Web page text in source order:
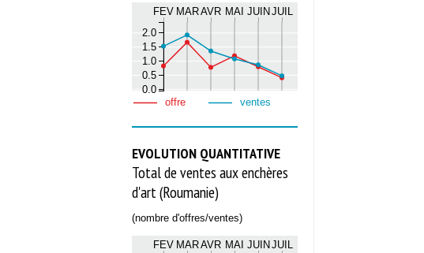
FEV MARAVR MAI JUIN JUIL
0.0
0.5
1.0
1.5
2.0
offre ventes
EVOLUTION QUANTITATIVE
Total de ventes aux enchères
d'art (Roumanie)
(nombre d'offres/ventes)
FEV MARAVR MAI JUIN JUIL